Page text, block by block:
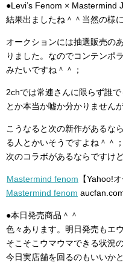
●Levi’s Fenom × Mastermind
結果出ましたね＾＾当然の様
オークションには抽選販売の
りました。なのでコンテンポ
みたいですね＾＾；
2chでは常連さんに限らず誰
とか本当か嘘か分かりません
こうなると次の新作があるな
る人とかいそうですよね＾＾
次のコラボがあるならですけど
Mastermind fenom 【Yahoo!
Mastermind fenom
●本日発売商品＾＾
色々あります。明日発売もエ
そこそこウマウマできる状況
今日実店舗を回るのもいいか